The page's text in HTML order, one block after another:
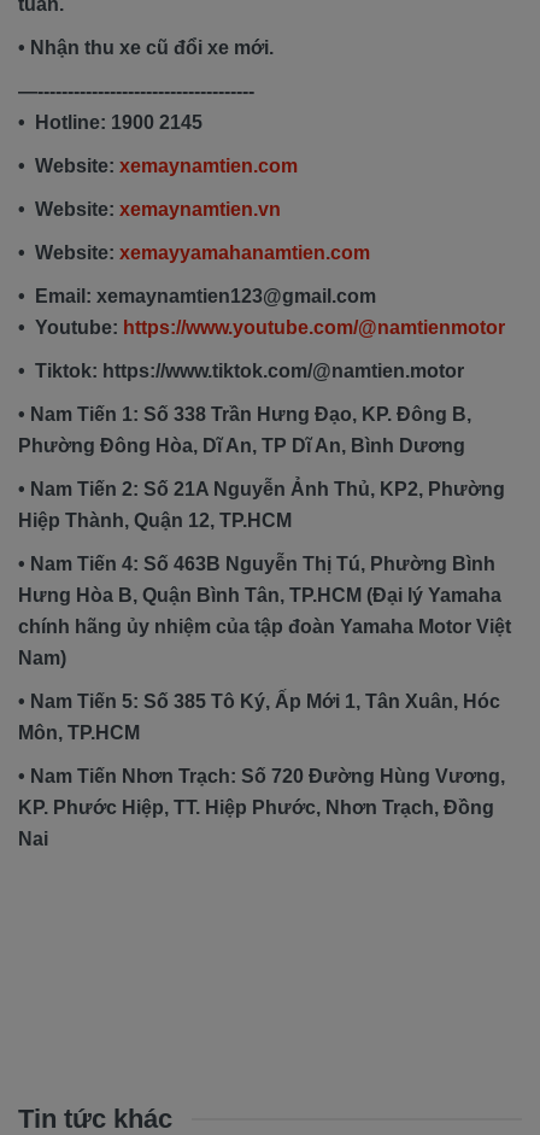
• Nhận thu xe cũ đổi xe mới.
—------------------------------------
• Hotline: 1900 2145
• Website: xemaynamtien.com
• Website: xemaynamtien.vn
• Website: xemayyamahanamtien.com
• Email: xemaynamtien123@gmail.com
• Youtube: https://www.youtube.com/@namtienmotor
• Tiktok: https://www.tiktok.com/@namtien.motor
• Nam Tiến 1: Số 338 Trần Hưng Đạo, KP. Đông B,
Phường Đông Hòa, Dĩ An, TP Dĩ An, Bình Dương
• Nam Tiến 2: Số 21A Nguyễn Ảnh Thủ, KP2, Phường
Hiệp Thành, Quận 12, TP.HCM
• Nam Tiến 4: Số 463B Nguyễn Thị Tú, Phường Bình
Hưng Hòa B, Quận Bình Tân, TP.HCM (Đại lý Yamaha
chính hãng ủy nhiệm của tập đoàn Yamaha Motor Việt
Nam)
• Nam Tiến 5: Số 385 Tô Ký, Ấp Mới 1, Tân Xuân, Hóc
Môn, TP.HCM
• Nam Tiến Nhơn Trạch: Số 720 Đường Hùng Vương,
KP. Phước Hiệp, TT. Hiệp Phước, Nhơn Trạch, Đồng
Nai
Tin tức khác